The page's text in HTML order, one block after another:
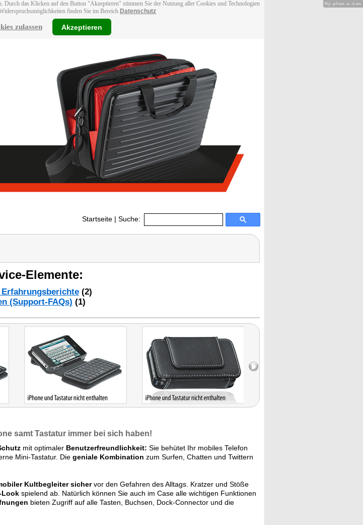
Durch das Klicken auf den Button "Akzeptieren" stimmen Sie der Nutzung aller Cookies und Technologien
finden Sie im Bereich Datenschutz
zulassen Akzeptieren
Startseite | Suche:
Elemente:
(2)
(Support-FAQs) (1)
samt Tastatur immer bei sich haben!
mit optimaler Benutzerfreundlichkeit: Sie behütet Ihr mobiles Telefon
Mini-Tastatur. Die geniale Kombination zum Surfen, Chatten und Twittern
Kultbegleiter sichervor den Gefahren des Alltags. Kratzer und Stöße
Look spielend ab. Natürlich können Sie auch im Case alle wichtigen Funktionen
bieten Zugriff auf alle Tasten, Buchsen, Dock-Connector und die
Hy-phen-a-tion